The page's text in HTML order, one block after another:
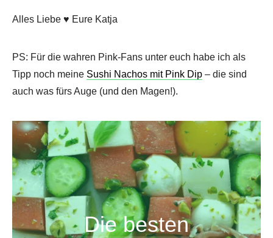
Alles Liebe ♥ Eure Katja
PS: Für die wahren Pink-Fans unter euch habe ich als
Tipp noch meine Sushi Nachos mit Pink Dip – die sind
auch was fürs Auge (und den Magen!).
Die besten